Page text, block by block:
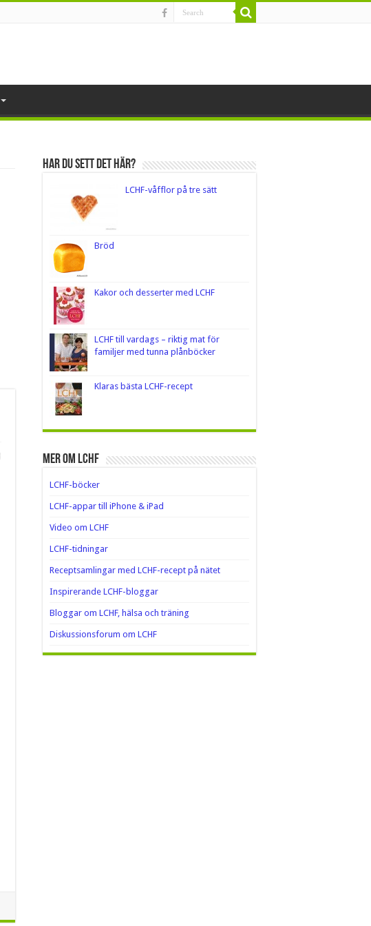
Har du sett det här?
LCHF-våfflor på tre sätt
Bröd
Kakor och desserter med LCHF
LCHF till vardags – riktig mat för
familjer med tunna plånböcker
Klaras bästa LCHF-recept
Mer om LCHF
LCHF-böcker
LCHF-appar till iPhone & iPad
Video om LCHF
LCHF-tidningar
Receptsamlingar med LCHF-recept på nätet
Inspirerande LCHF-bloggar
Bloggar om LCHF, hälsa och träning
Diskussionsforum om LCHF